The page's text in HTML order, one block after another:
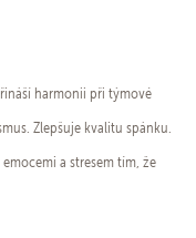
harmonii při týmové
Zlepšuje kvalitu spánku.
a stresem tím, že